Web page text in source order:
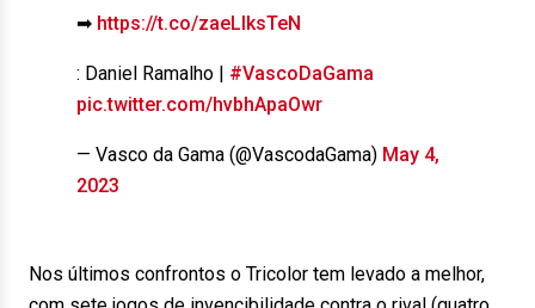
➡ https://t.co/zaeLIksTeN
: Daniel Ramalho | #VascoDaGama
pic.twitter.com/hvbhApaOwr
— Vasco da Gama (@VascodaGama) May 4,
2023
Nos últimos confrontos o Tricolor tem levado a melhor,